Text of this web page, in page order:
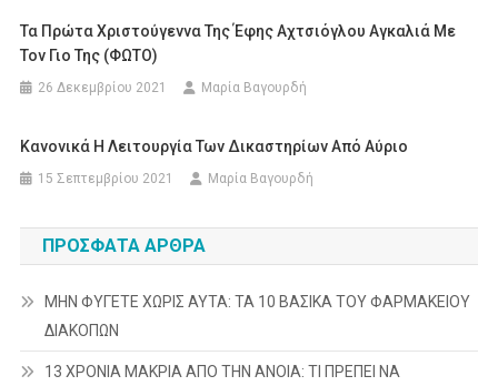
Τα Πρώτα Χριστούγεννα Της Έφης Αχτσιόγλου Αγκαλιά Με
Τον Γιο Της (ΦΩΤΟ)
26 Δεκεμβρίου 2021 Μαρία Βαγουρδή
Κανονικά Η Λειτουργία Των Δικαστηρίων Από Αύριο
15 Σεπτεμβρίου 2021 Μαρία Βαγουρδή
ΠΡΌΣΦΑΤΑ ΆΡΘΡΑ
ΜΗΝ ΦΥΓΕΤΕ ΧΩΡΙΣ ΑΥΤΑ: ΤΑ 10 ΒΑΣΙΚΑ ΤΟΥ ΦΑΡΜΑΚΕΙΟΥ
ΔΙΑΚΟΠΩΝ
13 ΧΡΟΝΙΑ ΜΑΚΡΙΑ ΑΠΟ ΤΗΝ ΑΝΟΙΑ: ΤΙ ΠΡΕΠΕΙ ΝΑ